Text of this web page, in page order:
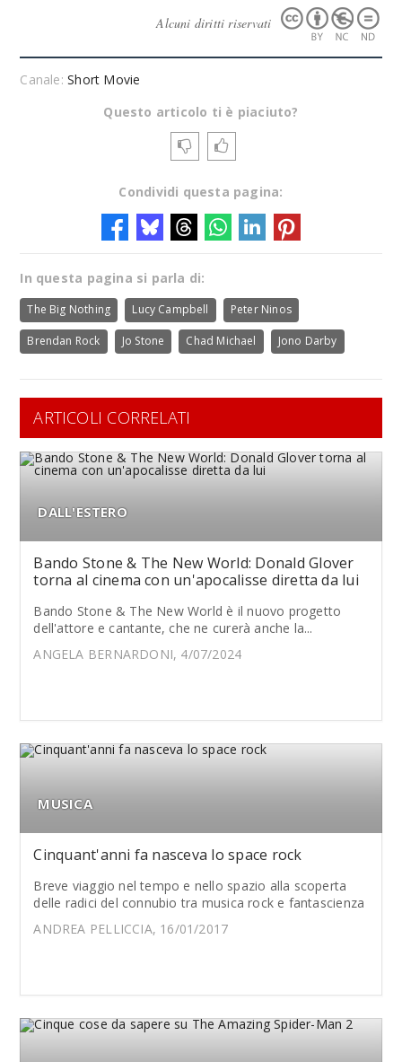
Alcuni diritti riservati
Canale:Short Movie
Questo articolo ti è piaciuto?
Condividi questa pagina:
In questa pagina si parla di:
The Big Nothing Lucy Campbell Peter Ninos
Brendan Rock Jo Stone Chad Michael Jono Darby
ARTICOLI CORRELATI
DALL'ESTERO
Bando Stone & The New World: Donald Glover
torna al cinema con un'apocalisse diretta da lui
Bando Stone & The New World è il nuovo progetto
dell'attore e cantante, che ne curerà anche la...
ANGELA BERNARDONI, 4/07/2024
MUSICA
Cinquant'anni fa nasceva lo space rock
Breve viaggio nel tempo e nello spazio alla scoperta
delle radici del connubio tra musica rock e fantascienza
ANDREA PELLICCIA, 16/01/2017